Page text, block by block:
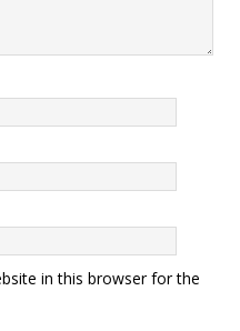
in this browser for the